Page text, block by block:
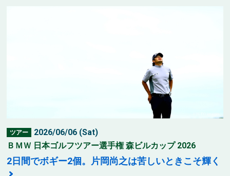
ツアー
2026/06/06 (Sat)
ＢＭＷ 日本ゴルフツアー選手権 森ビルカップ 2026
2日間でボギー2個。片岡尚之は苦しいときこそ輝く